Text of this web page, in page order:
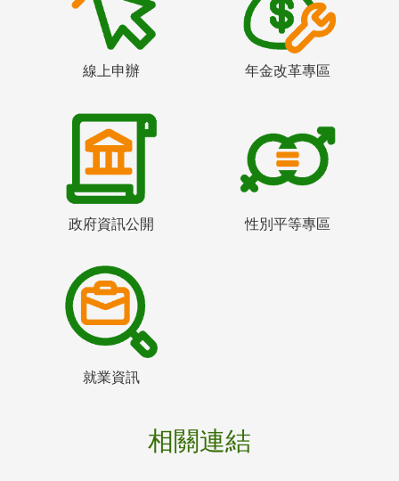
線上申辦 年金改革專區
政府資訊公開 性別平等專區
就業資訊
相關連結